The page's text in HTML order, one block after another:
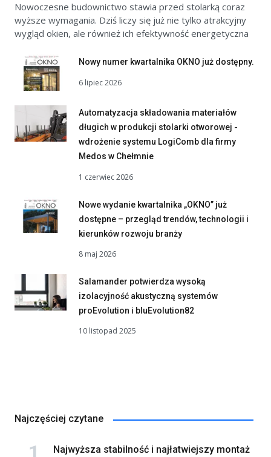
Nowoczesne budownictwo stawia przed stolarką coraz
wyższe wymagania. Dziś liczy się już nie tylko atrakcyjny
wygląd okien, ale również ich efektywność energetyczna
Nowy numer kwartalnika OKNO już dostępny.
6 lipiec 2026
Automatyzacja składowania materiałów
długich w produkcji stolarki otworowej -
wdrożenie systemu LogiComb dla firmy
Medos w Chełmnie
1 czerwiec 2026
Nowe wydanie kwartalnika „OKNO” już
dostępne – przegląd trendów, technologii i
kierunków rozwoju branży
8 maj 2026
Salamander potwierdza wysoką
izolacyjność akustyczną systemów
proEvolution i bluEvolution82
10 listopad 2025
Najczęściej czytane
Najwyższa stabilność i najłatwiejszy montaż